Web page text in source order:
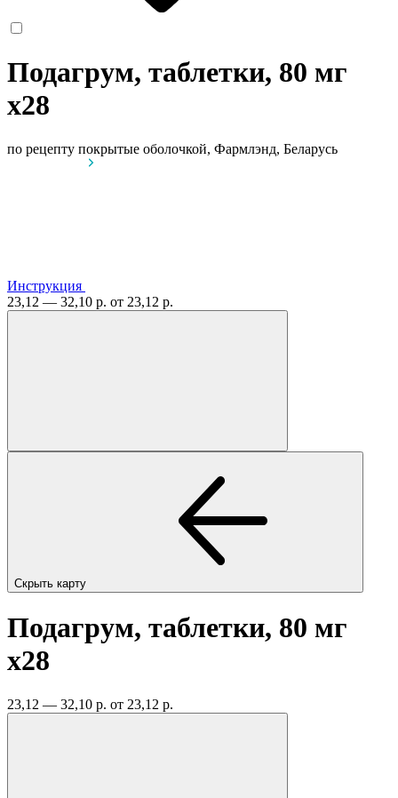
Подагрум, таблетки, 80 мг
x28
по рецепту покрытые оболочкой, Фармлэнд, Беларусь
Инструкция
23,12 — 32,10 р. от 23,12 р.
Скрыть карту
Подагрум, таблетки, 80 мг
x28
23,12 — 32,10 р. от 23,12 р.